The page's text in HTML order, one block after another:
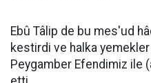
Ebû Tâlip de bu mes'ud
kestirdi ve halka
Peygamber Efendimiz ile